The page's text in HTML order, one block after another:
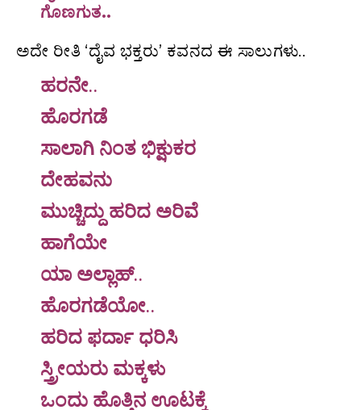
ಗೊಣಗುತ..
ಅದೇ ರೀತಿ ‘ದೈವ ಭಕ್ತರು’ ಕವನದ ಈ ಸಾಲುಗಳು..
ಹರನೇ..
ಹೊರಗಡೆ
ಸಾಲಾಗಿ ನಿಂತ ಭಿಕ್ಷುಕರ
ದೇಹವನು
ಮುಚ್ಚಿದ್ದು ಹರಿದ ಅರಿವೆ
ಹಾಗೆಯೇ
ಯಾ ಅಲ್ಲಾಹ್..
ಹೊರಗಡೆಯೋ..
ಹರಿದ ಫರ್ದಾ ಧರಿಸಿ
ಸ್ತ್ರೀಯರು ಮಕ್ಕಳು
ಒಂದು ಹೊತ್ತಿನ ಊಟಕ್ಕೆ